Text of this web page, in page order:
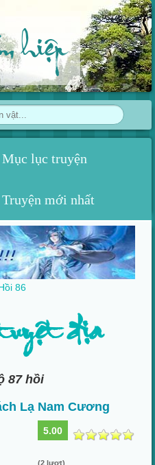
hiệp
Mục lục truyện
Truyện mới nhất
86
địa
87 hồi
Lạ Nam Cương
5.00
(2 lượt)